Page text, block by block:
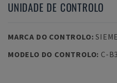
UNIDADE DE CONTROLO
MARCA DO CONTROLO:
MODELO DO CONTROLO: C-